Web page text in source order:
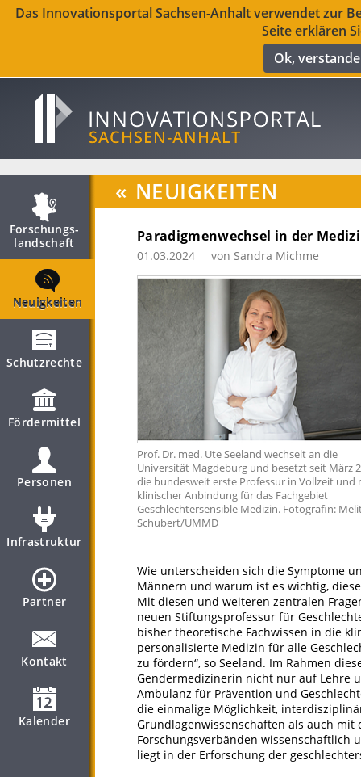
Das Innovationsportal Sachsen-Anhalt verwendet zur
Seite erklären
Ok,
Forschungs­
landschaft
Neuigkeiten
Schutzrechte
Fördermittel
Personen
Infrastruktur
Partner
Kontakt
Kalender
« NEUIGKEITEN
Paradigmenwechsel in der
01.03.2024 von Sandra Michme
Prof. Dr. med. Ute Seeland wechselt an die
Universität Magdeburg und besetzt seit März
die bundesweit erste Professur in Vollzeit und
klinischer Anbindung für das Fachgebiet
Geschlechtersensible Medizin. Fotografin:
Schubert/UMMD
Wie unterscheiden sich die Symptome
Männern und warum ist es wichtig,
Mit diesen und weiteren zentralen
neuen Stiftungsprofessur für
bisher theoretische Fachwissen in die
personalisierte Medizin für alle
zu fördern“, so Seeland. Im Rahmen
Gendermedizinerin nicht nur auf Lehre
Ambulanz für Prävention und
die einmalige Möglichkeit,
Grundlagenwissenschaften als auch
Forschungsverbänden wissenschaftlich
liegt in der Erforschung der